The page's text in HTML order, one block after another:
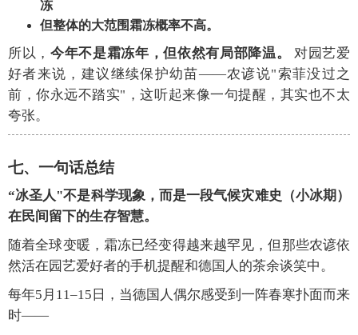
冻
但整体的大范围霜冻概率不高。
所以， 今年不是霜冻年，但依然有局部降温。
对园艺爱
好者来说，建议继续保护幼苗——农谚说"索菲没过之
前，你永远不踏实"，这听起来像一句提醒，其实也不太
夸张。
七、一句话总结
“冰圣人"不是科学现象，而是一段气候灾难史（小冰期）
在民间留下的生存智慧。
随着全球变暖，霜冻已经变得越来越罕见，但那些农谚依
然活在园艺爱好者的手机提醒和德国人的茶余谈笑中。
每年5月11–15日，当德国人偶尔感受到一阵春寒扑面而来
时——